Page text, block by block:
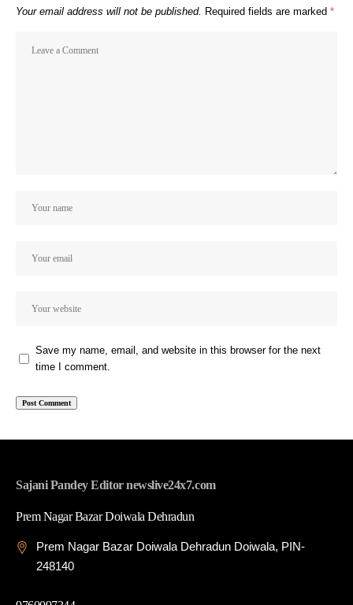
Your email address will not be published. Required fields are marked *
Save my name, email, and website in this browser for the next
time I comment.
Sajani Pandey Editor newslive24x7.com
Prem Nagar Bazar Doiwala Dehradun
Prem Nagar Bazar Doiwala Dehradun Doiwala, PIN-
248140